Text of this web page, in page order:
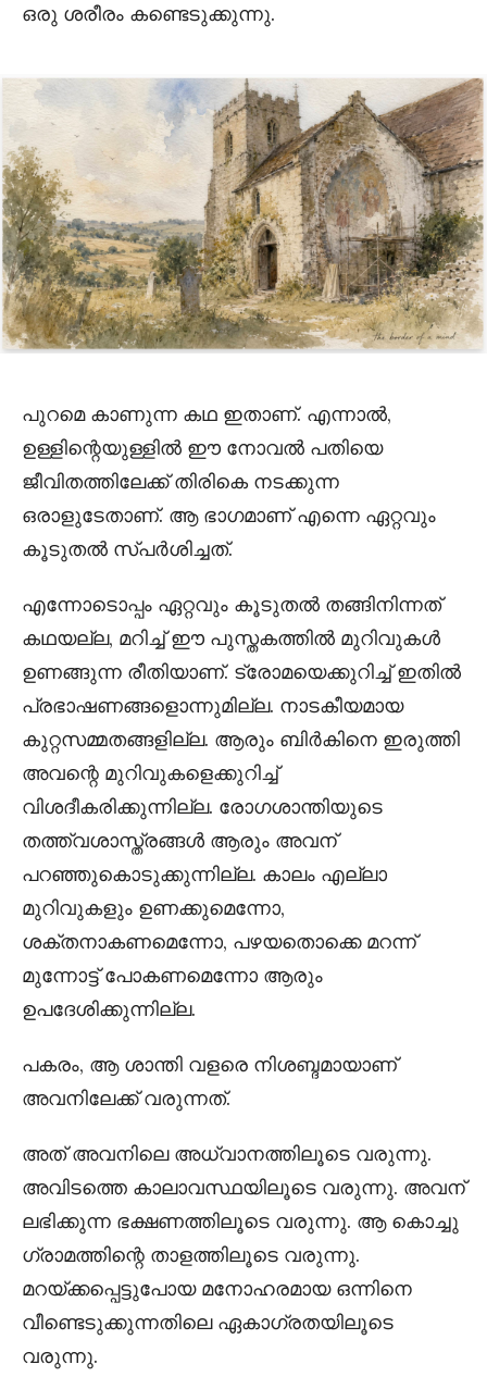
ഒരു ശരീരം കണ്ടെടുക്കുന്നു.
പുറമെ കാണുന്ന കഥ ഇതാണ്. എന്നാൽ,
ഉള്ളിന്റെയുള്ളിൽ ഈ നോവൽ പതിയെ
ജീവിതത്തിലേക്ക് തിരികെ നടക്കുന്ന
ഒരാളുടേതാണ്. ആ ഭാഗമാണ് എന്നെ ഏറ്റവും
കൂടുതൽ സ്പർശിച്ചത്.
എന്നോടൊപ്പം ഏറ്റവും കൂടുതൽ തങ്ങിനിന്നത്
കഥയല്ല, മറിച്ച് ഈ പുസ്തകത്തിൽ മുറിവുകൾ
ഉണങ്ങുന്ന രീതിയാണ്. ട്രോമയെക്കുറിച്ച് ഇതിൽ
പ്രഭാഷണങ്ങളൊന്നുമില്ല. നാടകീയമായ
കുറ്റസമ്മതങ്ങളില്ല. ആരും ബിർകിനെ ഇരുത്തി
അവന്റെ മുറിവുകളെക്കുറിച്ച്
വിശദീകരിക്കുന്നില്ല. രോഗശാന്തിയുടെ
തത്ത്വശാസ്ത്രങ്ങൾ ആരും അവന്
പറഞ്ഞുകൊടുക്കുന്നില്ല. കാലം എല്ലാ
മുറിവുകളും ഉണക്കുമെന്നോ,
ശക്തനാകണമെന്നോ, പഴയതൊക്കെ മറന്ന്
മുന്നോട്ട് പോകണമെന്നോ ആരും
ഉപദേശിക്കുന്നില്ല.
പകരം, ആ ശാന്തി വളരെ നിശബ്ദമായാണ്
അവനിലേക്ക് വരുന്നത്.
അത് അവനിലെ അധ്വാനത്തിലൂടെ വരുന്നു.
അവിടത്തെ കാലാവസ്ഥയിലൂടെ വരുന്നു. അവന്
ലഭിക്കുന്ന ഭക്ഷണത്തിലൂടെ വരുന്നു. ആ കൊച്ചു
ഗ്രാമത്തിന്റെ താളത്തിലൂടെ വരുന്നു.
മറയ്ക്കപ്പെട്ടുപോയ മനോഹരമായ ഒന്നിനെ
വീണ്ടെടുക്കുന്നതിലെ ഏകാഗ്രതയിലൂടെ
വരുന്നു.